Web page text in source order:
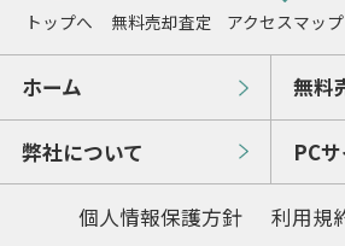
トップへ 無料売却査定 アクセスマップ
ホーム 無料
弊社について PC
個人情報保護方針 利用規